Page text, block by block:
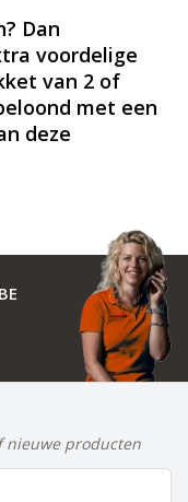
Dan
voordelige
van 2 of
met een
deze
nieuwe producten